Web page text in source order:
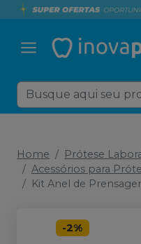
Home
Prótese
Acessórios para
Kit Anel de
-2%